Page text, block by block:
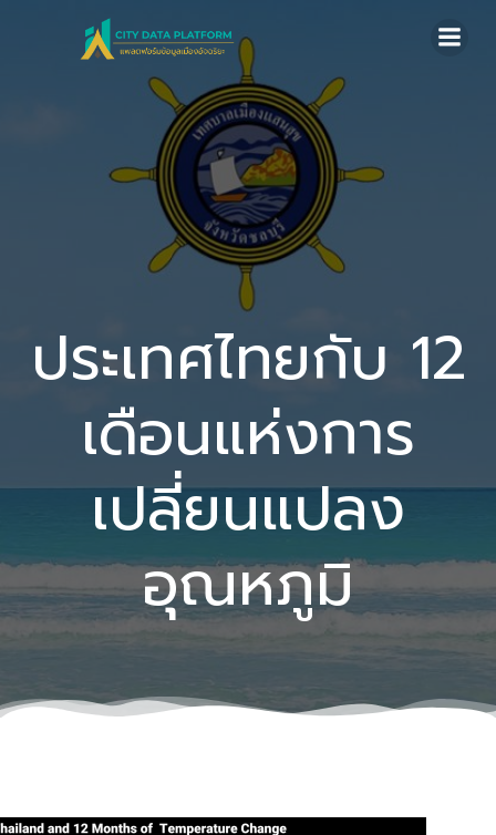
to
content
ประเทศไทยกับ 12
เดือนแห่งการ
เปลี่ยนแปลง
อุณหภูมิ